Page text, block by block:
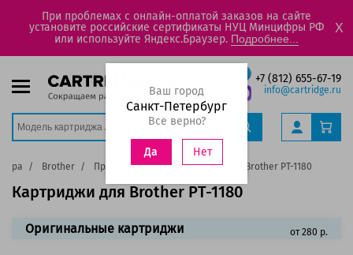
При проблемах с онлайн-оплатой заказов на сайте
установите российские сертификаты НУЦ Минцифры РФ
или используйте Яндекс.Браузер. Подробнее...
X
+7 (812) 655-67-19
info@cartridge.ru
Ваш город
Санкт-Петербург
Все верно?
Да Нет
Brother Принтеры для наклеек PT Brother PT-1180
Картриджи для Brother PT-1180
Оригинальные картриджи от 280 р.